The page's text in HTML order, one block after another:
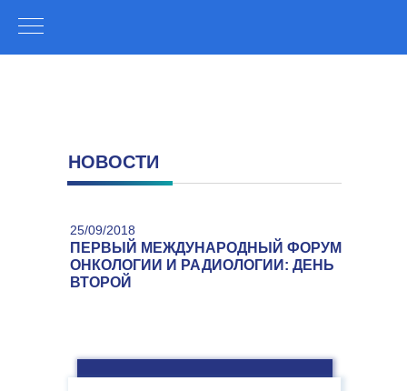
НОВОСТИ
ПЕРВЫЙ МЕЖДУНАРОДНЫЙ ФОРУМ
ОНКОЛОГИИ И РАДИОЛОГИИ: ДЕНЬ
ВТОРОЙ
25/09/2018